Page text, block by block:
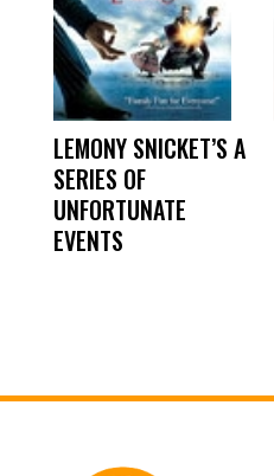
LEMONY SNICKET’S A
SERIES OF
UNFORTUNATE
EVENTS